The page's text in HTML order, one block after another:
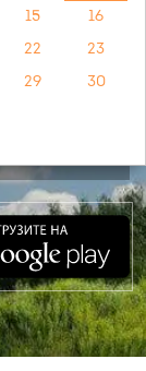
15
16
22
23
29
30
Сб
Вс
5
6
12
13
19
20